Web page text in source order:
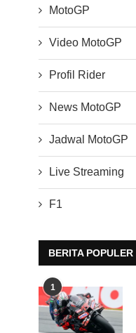
MotoGP
Video MotoGP
Profil Rider
News MotoGP
Jadwal MotoGP
Live Streaming
F1
BERITA POPULER
1